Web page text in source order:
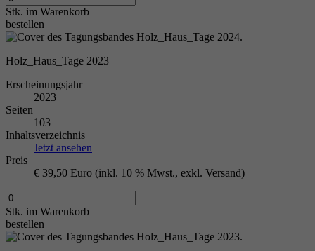
Stk. im Warenkorb
bestellen
Holz_Haus_Tage 2023
Erscheinungsjahr
2023
Seiten
103
Inhaltsverzeichnis
Jetzt ansehen
Preis
€ 39,50 Euro (inkl. 10 % Mwst., exkl. Versand)
Stk. im Warenkorb
bestellen